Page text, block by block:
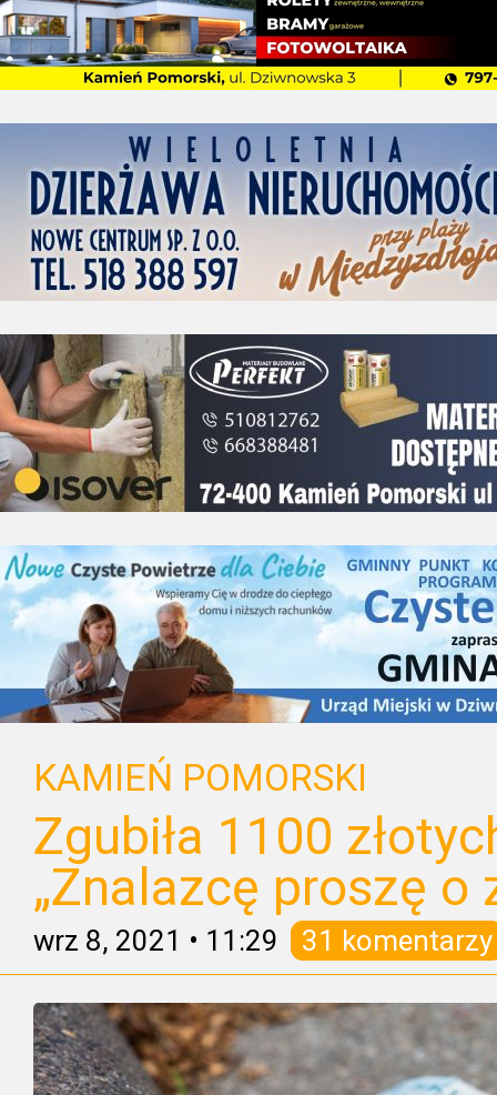
KAMIEŃ POMORSKI
Zgubiła 1100
„Znalazcę proszę o
wrz 8, 2021 • 11:29 31 komentarzy